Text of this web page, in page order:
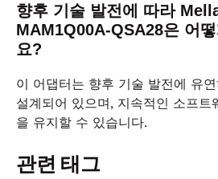
향후 기술 발전에 따라
MAM1Q00A-QSA28은 어
요?
이 어댑터는 향후 기술 발전에 유
설계되어 있으며, 지속적인 소프트
을 유지할 수 있습니다.
관련 태그